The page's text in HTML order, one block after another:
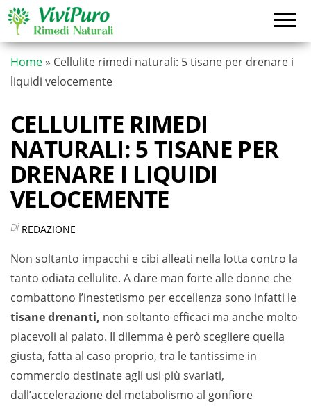
Vai
contenuto
Home » Cellulite rimedi naturali: 5 tisane per drenare i
liquidi velocemente
CELLULITE RIMEDI
NATURALI: 5 TISANE PER
DRENARE I LIQUIDI
VELOCEMENTE
Di REDAZIONE
Non soltanto impacchi e cibi alleati nella lotta contro la
tanto odiata cellulite. A dare man forte alle donne che
combattono l’inestetismo per eccellenza sono infatti le
tisane drenanti, non soltanto efficaci ma anche molto
piacevoli al palato. Il dilemma è però scegliere quella
giusta, fatta al caso proprio, tra le tantissime in
commercio destinate agli usi più svariati,
dall’accelerazione del metabolismo al gonfiore